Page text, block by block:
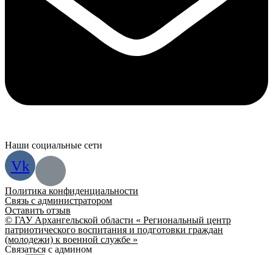
Наши социальные сети
Vk
Политика конфиденциальности
Связь с администратором
Оставить отзыв
© ГАУ Архангельской области « Региональный центр
патриотического воспитания и подготовки граждан
(молодежи) к военной службе »
Связаться с админом